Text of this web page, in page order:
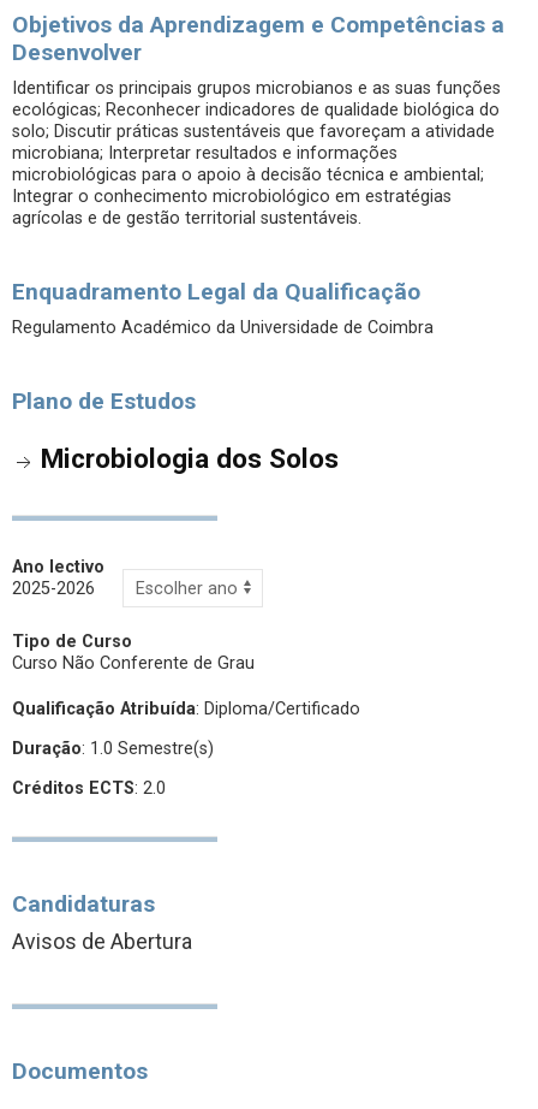
Objetivos da Aprendizagem e Competências a
Desenvolver
Identificar os principais grupos microbianos e as suas funções
ecológicas; Reconhecer indicadores de qualidade biológica do
solo; Discutir práticas sustentáveis que favoreçam a atividade
microbiana; Interpretar resultados e informações
microbiológicas para o apoio à decisão técnica e ambiental;
Integrar o conhecimento microbiológico em estratégias
agrícolas e de gestão territorial sustentáveis.
Enquadramento Legal da Qualificação
Regulamento Académico da Universidade de Coimbra
Plano de Estudos
Microbiologia dos Solos
Ano lectivo
2025-2026
Tipo de Curso
Curso Não Conferente de Grau
Qualificação Atribuída: Diploma/Certificado
Duração: 1.0 Semestre(s)
Créditos ECTS: 2.0
Candidaturas
Avisos de Abertura
Documentos